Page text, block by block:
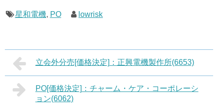
星和電機, PO lowrisk
立会外分売[価格決定]：正興電機製作所(6653)
PO[価格決定]：チャーム・ケア・コーポレーシ
ョン(6062)